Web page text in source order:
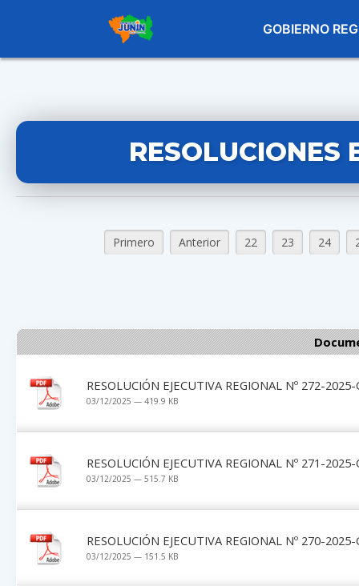
GOBIERNO
RESOLUCIONES
Primero Anterior 22 23 24
RESOLUCIÓN EJECUTIVA REGIONAL Nº 272-2025-
03/12/2025 — 419.9 KB
RESOLUCIÓN EJECUTIVA REGIONAL Nº 271-2025-
03/12/2025 — 515.7 KB
RESOLUCIÓN EJECUTIVA REGIONAL Nº 270-2025-
03/12/2025 — 151.5 KB